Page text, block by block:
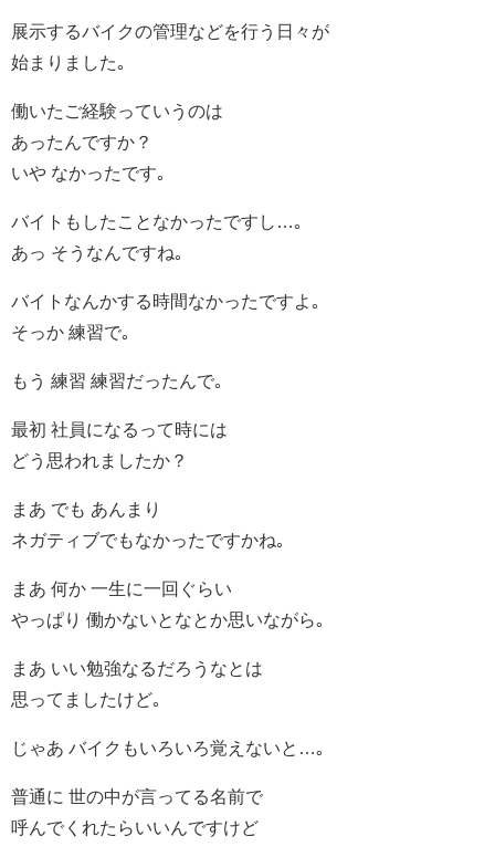
展示するバイクの管理などを行う日々が
始まりました｡
働いたご経験っていうのは
あったんですか？
いや なかったです｡
バイトもしたことなかったですし…｡
あっ そうなんですね｡
バイトなんかする時間なかったですよ｡
そっか 練習で｡
もう 練習 練習だったんで｡
最初 社員になるって時には
どう思われましたか？
まあ でも あんまり
ネガティブでもなかったですかね｡
まあ 何か 一生に一回ぐらい
やっぱり 働かないとなとか思いながら｡
まあ いい勉強なるだろうなとは
思ってましたけど｡
じゃあ バイクもいろいろ覚えないと…｡
普通に 世の中が言ってる名前で
呼んでくれたらいいんですけど